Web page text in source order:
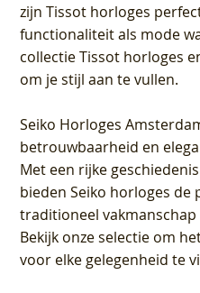
zijn Tissot horloges
functionaliteit als mode
collectie Tissot horloges
om je stijl aan te vullen.
Seiko Horloges
betrouwbaarheid en
Met een rijke
bieden Seiko horloges de
traditioneel
Bekijk onze selectie om
voor elke gelegenheid te